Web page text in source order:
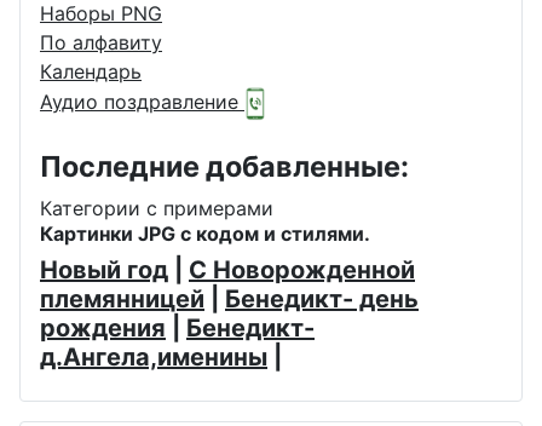
Наборы PNG
По алфавиту
Календарь
Аудио поздравление
Последние добавленные:
Категории с примерами
Картинки JPG с кодом и стилями.
Новый год
С Новорожденной
племянницей
Бенедикт- день
рождения
Бенедикт-
д.Ангела,именины